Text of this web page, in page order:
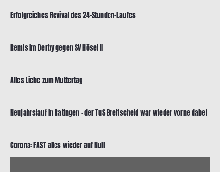
Erfolgreiches Revival des 24-Stunden-Laufes
Remis im Derby gegen SV Hösel II
Alles Liebe zum Muttertag
Neujahrslauf in Ratingen – der TuS Breitscheid war wieder vorne dabei
Corona: FAST alles wieder auf Null